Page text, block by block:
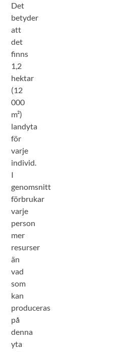
Det
betyder
att
det
finns
1,2
hektar
(12
000
m²)
landyta
för
varje
individ.
I
genomsnitt
förbrukar
varje
person
mer
resurser
än
vad
som
kan
produceras
på
denna
yta